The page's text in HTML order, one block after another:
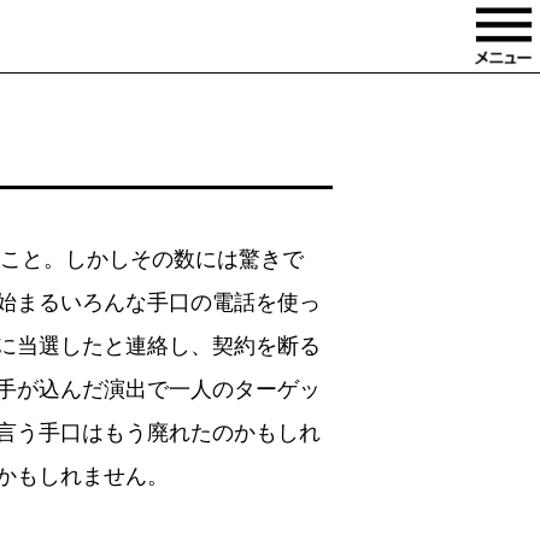
と。しかしその数には驚きで
まるいろんな手口の電話を使っ
当選したと連絡し、契約を断る
が込んだ演出で一人のターゲッ
う手口はもう廃れたのかもしれ
しれません。